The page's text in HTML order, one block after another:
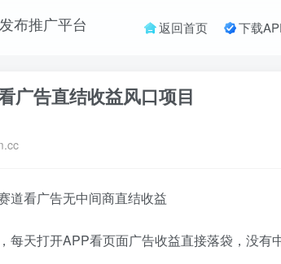
返回首页 下载
广告直结收益风口项目
道看广告无中间商直结收益
每天打开APP看页面广告收益直接落袋，没